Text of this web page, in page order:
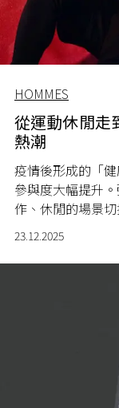
HOMMES
從運動休閒走
熱潮
疫情後形成的「
參與度大幅提升
作、休閒的場景
運動服（Workout
健身房專用裝備
應對通勤、會議
23.12.2025